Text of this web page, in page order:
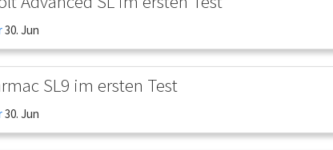
30. Jun
SL9 im ersten Test
30. Jun